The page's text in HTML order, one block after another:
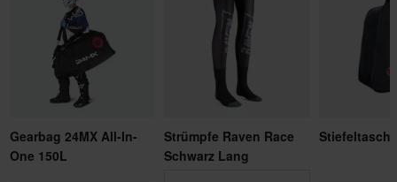
Gearbag 24MX All-In-
One 150L
Strümpfe Raven Race
Schwarz Lang